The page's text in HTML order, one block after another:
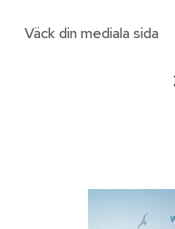
Väck din mediala sida